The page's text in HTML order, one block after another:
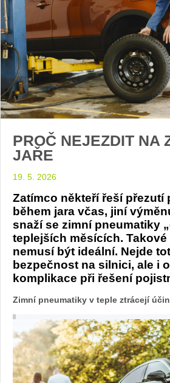
PROČ NEJEZDIT NA
JAŘE
19. 5. 2026
Zatímco někteří řeší přezutí
během jara včas, jiní
snaží se zimní pneumatiky
teplejších měsících.
nemusí být ideální. Nejde
bezpečnost na silnici, ale i
komplikace při řešení
Zimní pneumatiky v teple ztrácejí